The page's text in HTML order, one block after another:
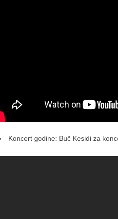
Koncert godine: Buč Kesidi za